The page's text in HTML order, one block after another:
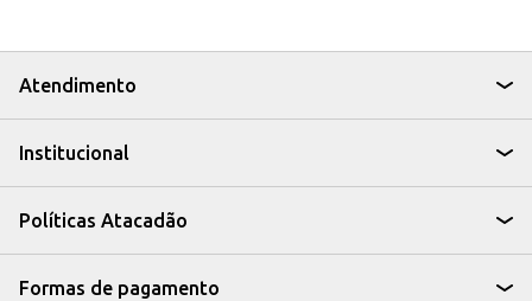
Uma alternativa para quem busca um lanche prático e saboroso.
O Iogurte sem Lactose Corpus Morango da Danone é uma escolha prática e
saborosa para quem busca uma opção sem lactose, mantendo o prazer de
Atendimento
Institucional
Políticas Atacadão
Formas de pagamento